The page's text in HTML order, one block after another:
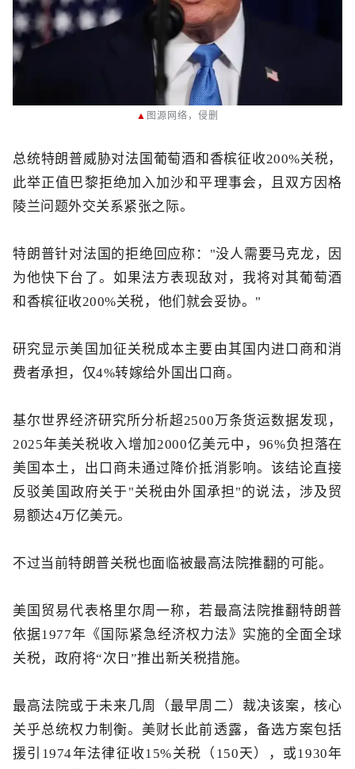
▲ 图源 网络 ， 侵删
总统特朗普威胁对法国葡萄酒和香槟征收200%关税，
此举正值巴黎拒绝加入加沙和平理事会，且双方因格
陵兰问题外交关系紧张之际。
特朗普针对法国的拒绝回应称："没人需要马克龙，因
为他快下台了。如果法方表现敌对，我将对其葡萄酒
和香槟征收200%关税，他们就会妥协。"
研究显示美国加征关税成本主要由其国内进口商和消
费者承担，仅4%转嫁给外国出口商。
基尔世界经济研究所分析超2500万条货运数据发现，
2025年美关税收入增加2000亿美元中，96%负担落在
美国本土，出口商未通过降价抵消影响。该结论直接
反驳美国政府关于"关税由外国承担"的说法，涉及贸
易额达4万亿美元。
不过当前特朗普关税也面临被最高法院推翻的可能。
美国贸易代表格里尔周一称，若最高法院推翻特朗普
依据1977年《国际紧急经济权力法》实施的全面全球
关税，政府将“次日”推出新关税措施。
最高法院或于未来几周（最早周二）裁决该案，核心
关乎总统权力制衡。美财长此前透露，备选方案包括
援引1974年法律征收15%关税（150天），或1930年